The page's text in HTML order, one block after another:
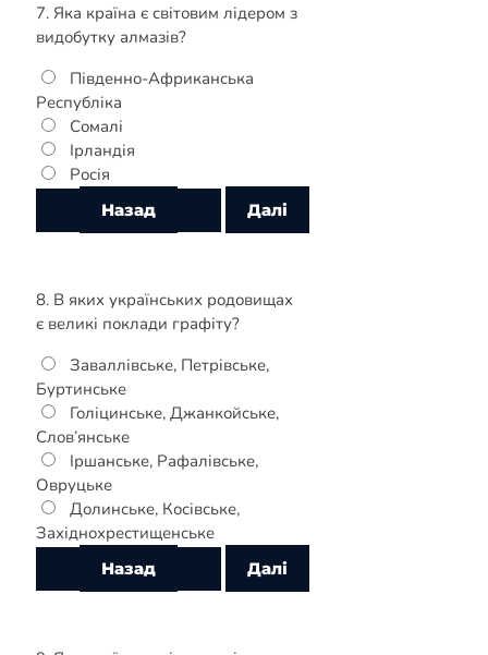
7. Яка країна є світовим лідером з
видобутку алмазів?
Південно-Африканська
Республіка
Сомалі
Ірландія
Росія
8. В яких українських родовищах
є великі поклади графіту?
Заваллівське, Петрівське,
Буртинське
Голіцинське, Джанкойське,
Слов’янське
Іршанське, Рафалівське,
Овруцьке
Долинське, Косівське,
Західнохрестищенське